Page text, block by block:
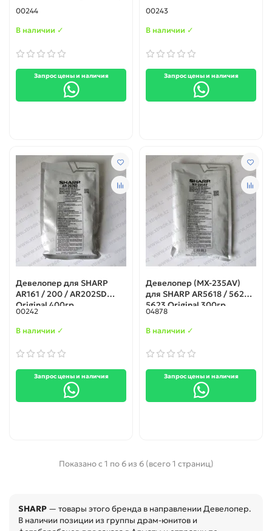
00244
В наличии ✓
Запрос цены и наличия
00243
В наличии ✓
Запрос цены и наличия
Девелопер для SHARP
AR161 / 200 / AR202SD
Original 400гр
00242
В наличии ✓
Запрос цены и наличия
Девелопер (MX-235AV)
для SHARP AR5618 / 5620 /
5623 Original 300гр
04878
В наличии ✓
Запрос цены и наличия
Показано с 1 по 6 из 6 (всего 1 страниц)
SHARP — товары этого бренда в направлении Девелопер.
В наличии позиции из группы драм-юнитов и